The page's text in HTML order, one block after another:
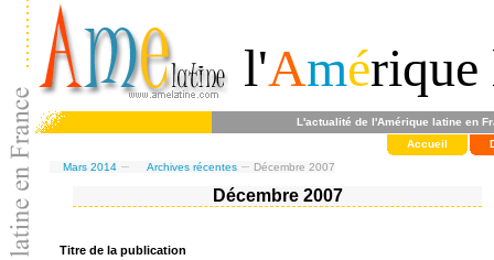
l'Amérique
L'actualité de l'Amérique latine en
Accueil
Mars 2014
Archives récentes Décembre 2007
Décembre 2007
Titre de la publication